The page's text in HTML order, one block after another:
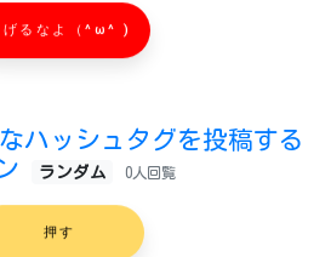
げるなよ（^ω^ )
ハッシュタグを投稿する
ランダム 0人回覧
押す